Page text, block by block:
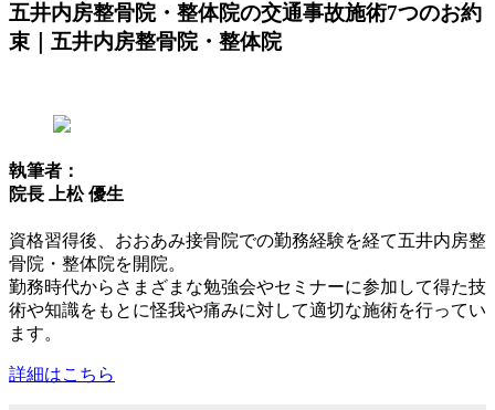
五井内房整骨院・整体院の交通事故施術7つのお約
束｜五井内房整骨院・整体院
執筆者：
院長 上松 優生
資格習得後、おおあみ接骨院での勤務経験を経て五井内房整
骨院・整体院を開院。
勤務時代からさまざまな勉強会やセミナーに参加して得た技
術や知識をもとに怪我や痛みに対して適切な施術を行ってい
ます。
詳細はこちら